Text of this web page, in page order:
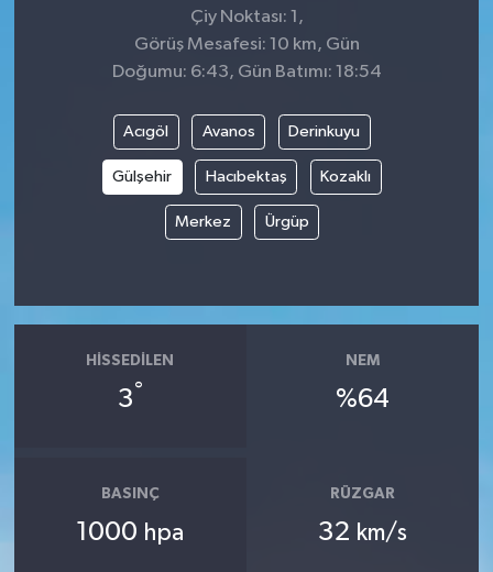
Çiy Noktası: 1,
Görüş Mesafesi: 10 km, Gün
Doğumu: 6:43, Gün Batımı: 18:54
Acıgöl Avanos Derinkuyu
Gülşehir Hacıbektaş Kozaklı
Merkez Ürgüp
HISSEDILEN
3°
NEM
%64
BASINÇ
1000 hpa
RÜZGAR
32 km/s